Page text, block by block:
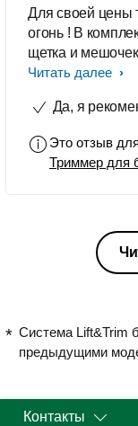
Для своей цены
огонь ! В комплекте есть удобная
щетка и
хранить
Читать далее
Да, я
Это отзыв для
Триммер для
Система Lift&Trim
предыдущими
Контакты